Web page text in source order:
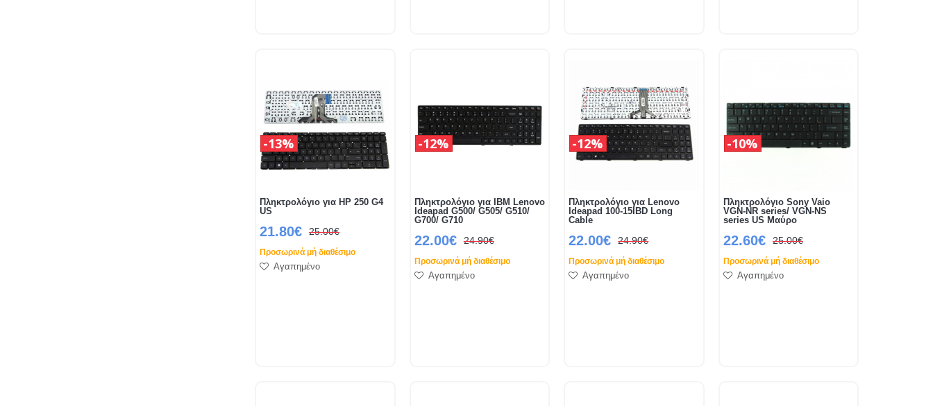
Πληκτρολόγιο για HP 250 G4
US
21.80€ 25.00€
13%
Προσωρινά μή διαθέσιμο
Αγαπημένο
Πληκτρολόγιο για IBM Lenovo
Ideapad G500/ G505/ G510/
G700/ G710
22.00€ 24.90€
12%
Προσωρινά μή διαθέσιμο
Αγαπημένο
Πληκτρολόγιο για Lenovo
Ideapad 100-15IBD Long
Cable
22.00€ 24.90€
12%
Προσωρινά μή διαθέσιμο
Αγαπημένο
Πληκτρολόγιο Sony Vaio
VGN-NR series/ VGN-NS
series US Μαύρο
22.60€ 25.00€
10%
Προσωρινά μή διαθέσιμο
Αγαπημένο